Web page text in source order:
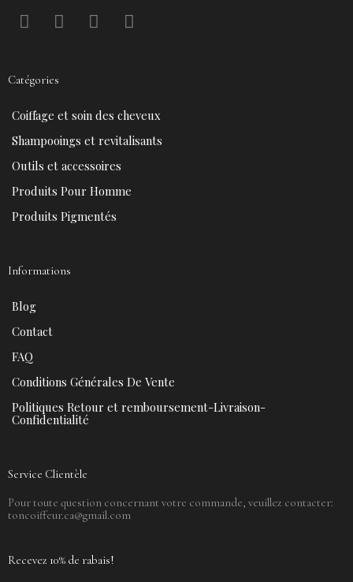
F
a
b
o
o
k
P
i
e
e
s
t
Y
o
b
e
I
n
r
a
Catégories
Coiffage et soin des cheveux
Shampooings et revitalisants
Outils et accessoires
Produits Pour Homme
Produits Pigmentés
Informations
Blog
Contact
FAQ
Conditions Générales De Vente
Politiques Retour et remboursement-Livraison-
Confidentialité
Service Clientèle
Pour toute question concernant votre commande, veuillez contacter:
toncoiffeur.ca@gmail.com
Recevez 10% de rabais!